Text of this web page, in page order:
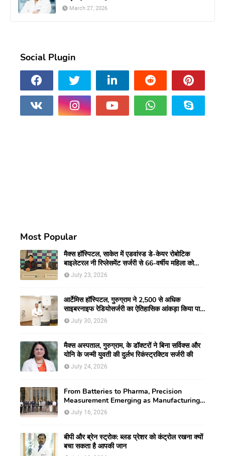
March 27, 2026
Social Plugin
Most Popular
मैक्स हॉस्पिटल, साकेत में एडवांस्ड डे-केयर रोबोटिक
बाइलेटरल नी रिप्लेसमेंट सर्जरी से 66-वर्षीय महिला को
मिली नई गतिशीलता
July 23, 2026
आर्टेमिस हॉस्पिटल, गुरुग्राम ने 2,500 से अधिक
साइबरनाइफ रेडियोसर्जरी का ऐतिहासिक आंकड़ा किया पार,
प्रिसिशन ट्रीटमेंट में मजबूत की अपनी अग्रणी पहचान
July 30, 2026
मैक्स अस्पताल, गुरुग्राम, के डॉक्टरों ने बिना सर्विक्स और
योनि के जन्मी युवती की दुर्लभ रिकंस्ट्रक्टिव सर्जरी की
July 24, 2026
From Batteries to Pharma, Precision
Measurement Emerging as Manufacturing's
New Competitive Edge
July 16, 2026
बीपी और ब्रेन स्ट्रोक: ब्लड प्रेशर को कंट्रोल रखना क्यों
बचा सकता है आपकी जान